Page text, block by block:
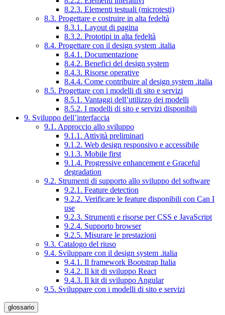
8.2.3. Elementi testuali (microtesti)
8.3. Progettare e costruire in alta fedeltà
8.3.1. Layout di pagina
8.3.2. Prototipi in alta fedeltà
8.4. Progettare con il design system .italia
8.4.1. Documentazione
8.4.2. Benefici del design system
8.4.3. Risorse operative
8.4.4. Come contribuire al design system .italia
8.5. Progettare con i modelli di sito e servizi
8.5.1. Vantaggi dell’utilizzo dei modelli
8.5.2. I modelli di sito e servizi disponibili
9. Sviluppo dell’interfaccia
9.1. Approccio allo sviluppo
9.1.1. Attività preliminari
9.1.2. Web design responsivo e accessibile
9.1.3. Mobile first
9.1.4. Progressive enhancement e Graceful
degradation
9.2. Strumenti di supporto allo sviluppo del software
9.2.1. Feature detection
9.2.2. Verificare le feature disponibili con Can I
use
9.2.3. Strumenti e risorse per CSS e JavaScript
9.2.4. Supporto browser
9.2.5. Misurare le prestazioni
9.3. Catalogo del riuso
9.4. Sviluppare con il design system .italia
9.4.1. Il framework Bootstrap Italia
9.4.2. Il kit di sviluppo React
9.4.3. Il kit di sviluppo Angular
9.5. Sviluppare con i modelli di sito e servizi
glossario